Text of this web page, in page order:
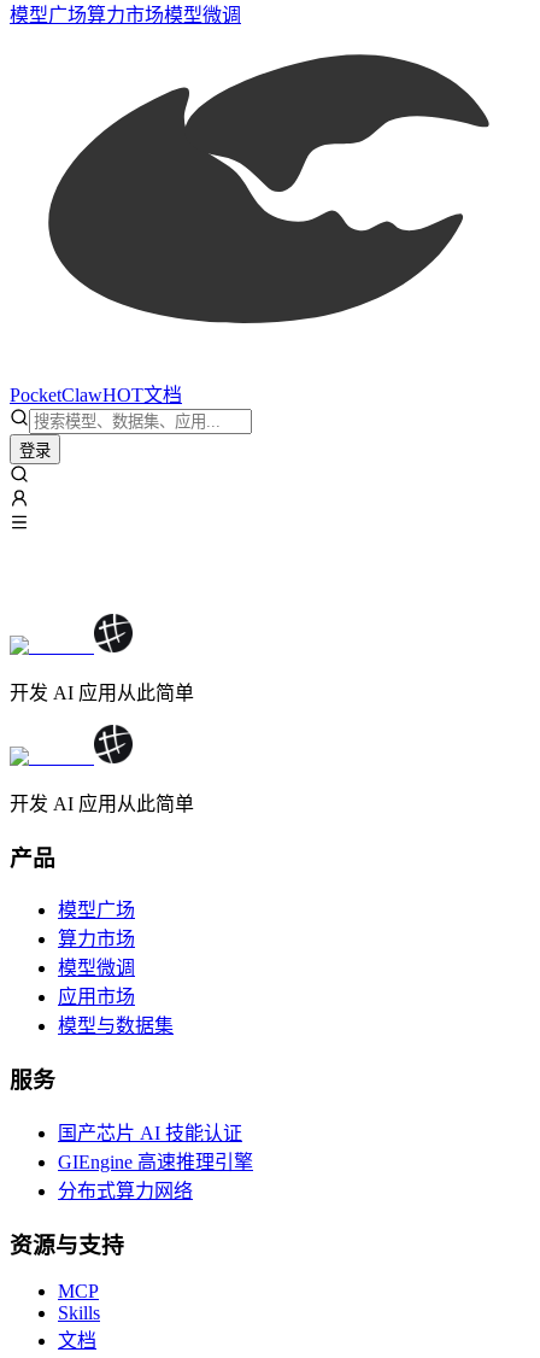
模型广场算力市场模型微调
PocketClawHOT文档
登录
开发 AI 应用从此简单
开发 AI 应用从此简单
产品
模型广场
算力市场
模型微调
应用市场
模型与数据集
服务
国产芯片 AI 技能认证
GIEngine 高速推理引擎
分布式算力网络
资源与支持
MCP
Skills
文档